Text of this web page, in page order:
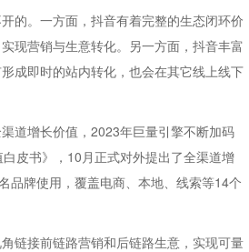
的。一方面，抖音有着完整的生态闭环价
现营销与生意转化。另一方面，抖音丰富
成即时的站内转化，也会在其它线上线下
道增长价值，2023年巨量引擎不断加码
皮书》，10月正式对外提出了全渠道增
品牌使用，覆盖电商、本地、线索等14个
链接前链路营销和后链路生意，实现可量